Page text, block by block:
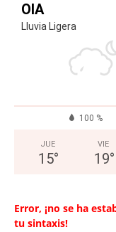
OIA
Lluvia Ligera
100 %
JUE
15°
VIE
19°
Error, ¡no se ha
tu sintaxis!